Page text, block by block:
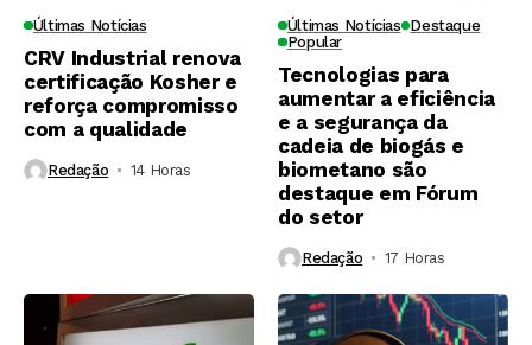
Últimas Notícias
CRV Industrial renova
certificação Kosher e
reforça compromisso
com a qualidade
Redação 14 Horas ⁮
Últimas Notícias Destaque
Popular
Tecnologias para
aumentar a eficiência
e a segurança da
cadeia de biogás e
biometano são
destaque em Fórum
do setor
Redação 17 Horas ⁮